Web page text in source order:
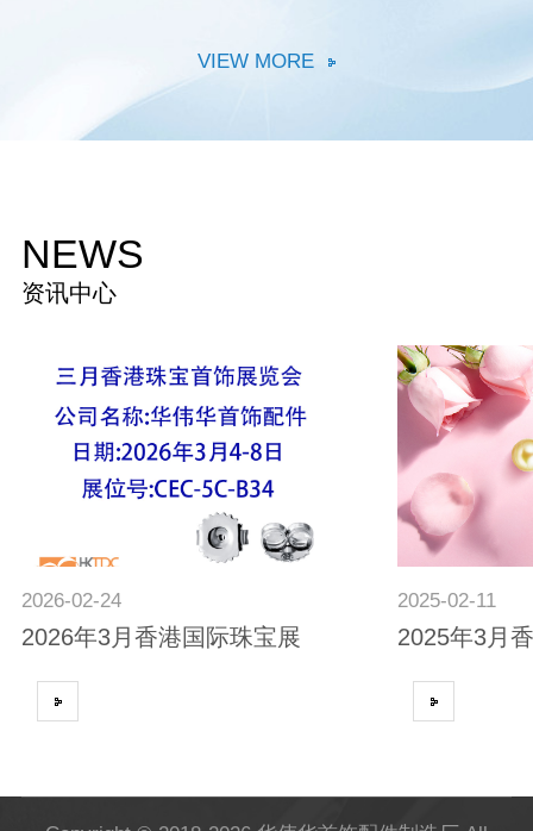
VIEW MORE
NEWS
资讯中心
2026 02-24
2026年3月香港国际珠宝展
2025 02-11
2025年3月